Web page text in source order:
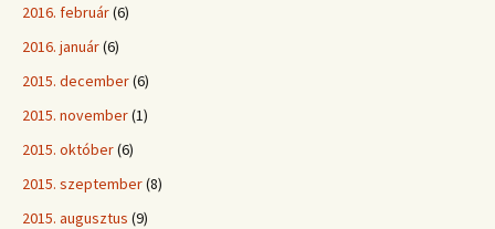
2016. február(6)
2016. január(6)
2015. december(6)
2015. november(1)
2015. október(6)
2015. szeptember(8)
2015. augusztus (9)